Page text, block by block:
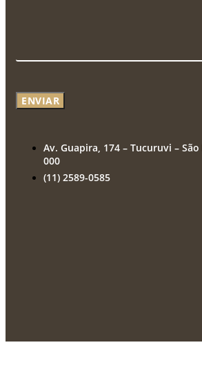
ENVIAR
Av. Guapira, 174 – Tucuruvi –
000
(11) 2589-0585